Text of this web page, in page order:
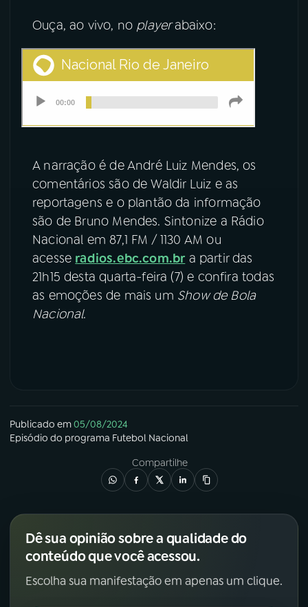
Ouça, ao vivo, no playerabaixo:
A narração é de André Luiz Mendes, os
comentários são de Waldir Luiz e as
reportagens e o plantão da informação
são de Bruno Mendes. Sintonize a Rádio
Nacional em 87,1 FM / 1130 AM ou
acesse radios.ebc.com.br a partir das
21h15 desta quarta-feira (7) e confira todas
as emoções de mais um Show de Bola
Nacional.
Publicado em05/08/2024
Episódio do programa Futebol Nacional
Compartilhe
Dê sua opinião sobre a qualidade do
conteúdo que você acessou.
Escolha sua manifestação em apenas um clique.